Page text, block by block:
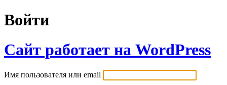
Войти
Сайт работает на WordPress
Имя пользователя или email